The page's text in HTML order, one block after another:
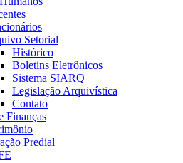
Setorial
Histórico
Boletins Eletrônicos
Sistema SIARQ
Legislação Arquivística
Contato
Finanças
Predial